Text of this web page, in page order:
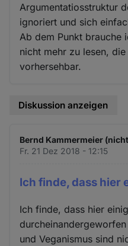
Argumentatiosstruktur
ignoriert und sich
Ab dem Punkt brauche
nicht mehr zu lesen,
vorhersehbar.
Diskussion anzeigen
Bernd Kammermeier
Fr. 21 Dez 2018 - 12:15
Ich finde, dass hier
Ich finde, dass hier
und Veganismus sind